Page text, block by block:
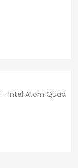
- Intel Atom Quad